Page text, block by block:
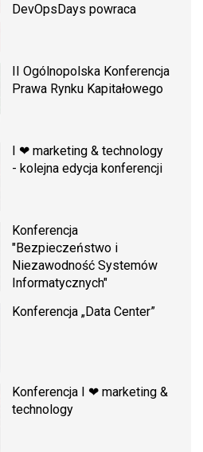
DevOpsDays powraca
II Ogólnopolska Konferencja
Prawa Rynku Kapitałowego
I ❤ marketing & technology
- kolejna edycja konferencji
Konferencja
"Bezpieczeństwo i
Niezawodność Systemów
Informatycznych"
Konferencja „Data Center”
Konferencja I ❤ marketing &
technology